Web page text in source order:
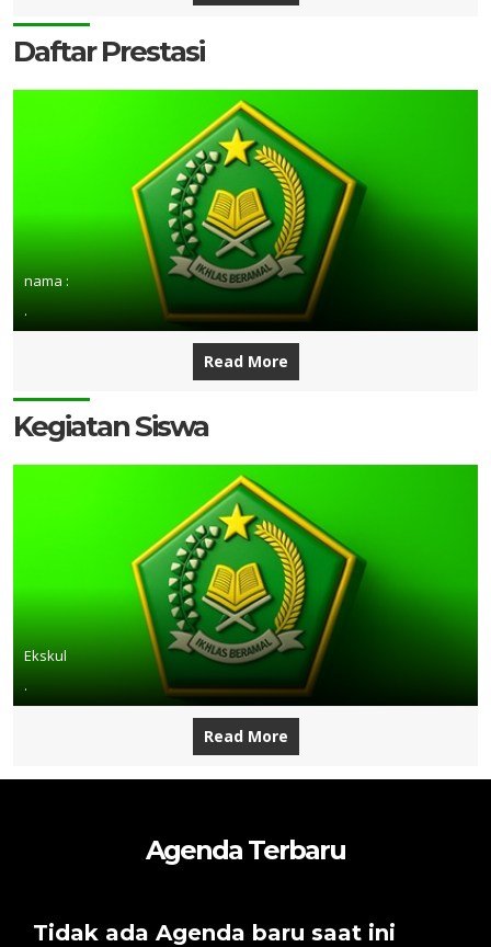
Daftar Prestasi
nama :
.
Read More
Kegiatan Siswa
Ekskul
.
Read More
Agenda Terbaru
Tidak ada Agenda baru saat ini